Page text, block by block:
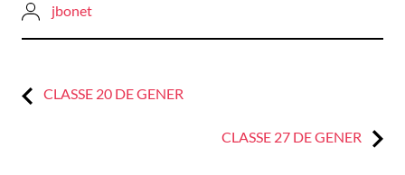
jbonet
Navegació
Previous:
CLASSE 20 DE GENER
Next:
CLASSE 27 DE GENER